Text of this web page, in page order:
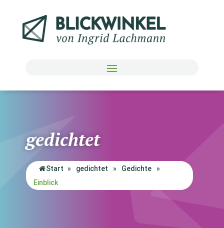
gedichtet
Start » gedichtet » Gedichte
»
Einblick